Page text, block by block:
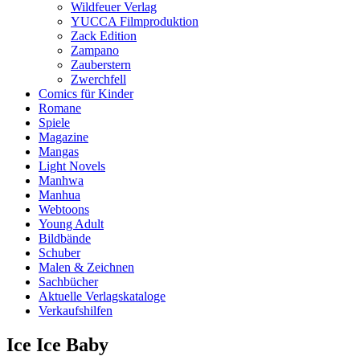
Wildfeuer Verlag
YUCCA Filmproduktion
Zack Edition
Zampano
Zauberstern
Zwerchfell
Comics für Kinder
Romane
Spiele
Magazine
Mangas
Light Novels
Manhwa
Manhua
Webtoons
Young Adult
Bildbände
Schuber
Malen & Zeichnen
Sachbücher
Aktuelle Verlagskataloge
Verkaufshilfen
Ice Ice Baby